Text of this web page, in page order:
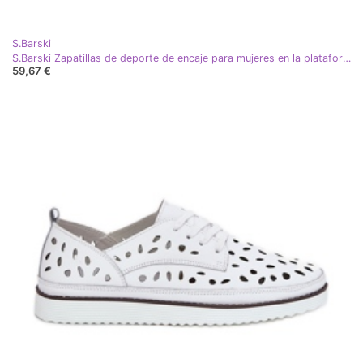
S.Barski
S.Barski Zapatillas de deporte de encaje para mujeres en la plataforma S. Barski Hy51-059 White blanco
59,67 €